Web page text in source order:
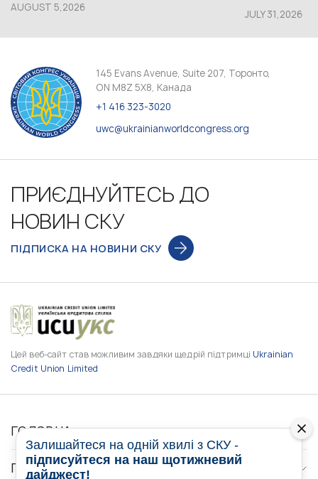
AUGUST 5,2026
JULY 31,2026
145 Evans Avenue, Suite 207, Торонто,
ON M8Z 5X8, Канада
+1 416 323-3020
uwc@ukrainianworldcongress.org
ПРИЄДНУЙТЕСЬ ДО
НОВИН СКУ
ПІДПИСКА НА НОВИНИ СКУ
Цей веб-сайт став можливим завдяки щедрій підтримці Ukrainian
Credit Union Limited
ГОЛОВНА
ПРО НАС
Залишайтеся на одній хвилі з СКУ -
підписуйтеся на наш щотижневий
дайджест!